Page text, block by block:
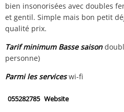
bien insonorisées avec doubles
et gentil. Simple mais bon petit
qualité prix.
Tarif minimum Basse saison
personne)
Parmi les serviceswi-fi
055282785 Website